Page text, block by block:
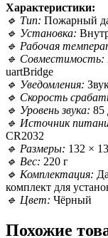
Характеристики:
🔹 Тип: Пожарный
🔹 Установка:
🔹 Рабочая
🔹 Совместимость:
uartBridge
🔹 Уведомления:
🔹 Скорость
🔹 Уровень звука: 85
🔹 Источник
CR2032
🔹 Размеры: 132 ×
🔹 Вес: 220 г
🔹 Комплектация:
комплект для
🔹 Цвет: Чёрный
Похожие